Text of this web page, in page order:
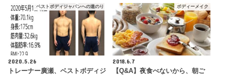
ベストボディジャパンへの道のり
2020.5.26
トレーナー廣瀬、ベストボディジ
ボディーメイク
2018.6.7
【Q&A】夜食べないから、朝ご